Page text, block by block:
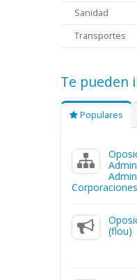
Sanidad
Transportes
Te pueden
Populares
(flou)